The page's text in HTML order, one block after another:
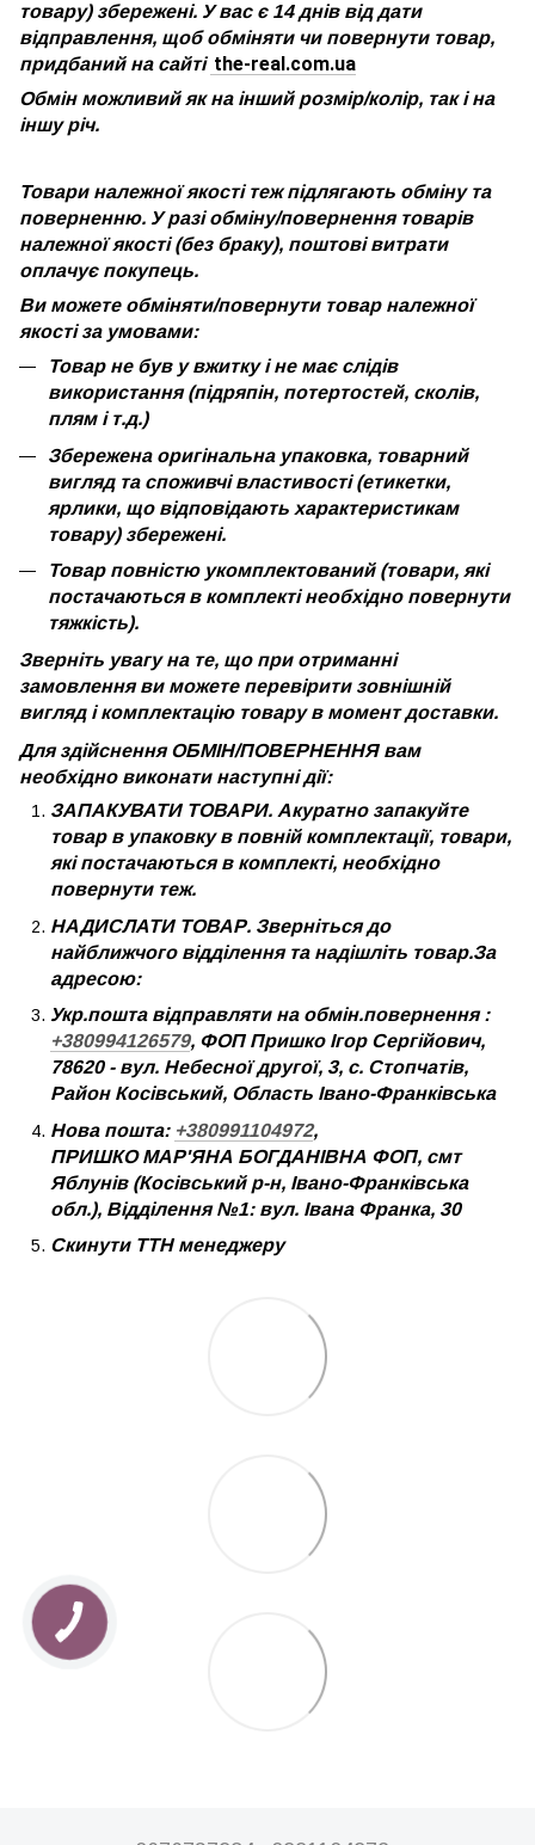
товару) збережені. У вас є 14 днів від дати
відправлення, щоб обміняти чи повернути товар,
придбаний на сайті the-real.com.ua
Обмін можливий як на інший розмір/колір, так і на
іншу річ.
Товари належної якості теж підлягають обміну та
поверненню. У разі обміну/повернення товарів
належної якості (без браку), поштові витрати
оплачує покупець.
Ви можете обміняти/повернути товар належної
якості за умовами:
Товар не був у вжитку і не має слідів
використання (підряпін, потертостей, сколів,
плям і т.д.)
Збережена оригінальна упаковка, товарний
вигляд та споживчі властивості (етикетки,
ярлики, що відповідають характеристикам
товару) збережені.
Товар повністю укомплектований (товари, які
постачаються в комплекті необхідно повернути
тяжкість).
Зверніть увагу на те, що при отриманні
замовлення ви можете перевірити зовнішній
вигляд і комплектацію товару в момент доставки.
Для здійснення ОБМІН/ПОВЕРНЕННЯ вам
необхідно виконати наступні дії:
ЗАПАКУВАТИ ТОВАРИ. Акуратно запакуйте
товар в упаковку в повній комплектації, товари,
які постачаються в комплекті, необхідно
повернути теж.
НАДИСЛАТИ ТОВАР. Зверніться до
найближчого відділення та надішліть товар.За
адресою:
Укр.пошта відправляти на обмін.повернення :
+380994126579, ФОП Пришко Ігор Сергійович,
78620 - вул. Небесної другої, 3, с. Стопчатів,
Район Косівський, Область Івано-Франківська
Нова пошта: +380991104972,
ПРИШКО МАР'ЯНА БОГДАНІВНА ФОП, смт
Яблунів (Косівський р-н, Івано-Франківська
обл.), Відділення №1: вул. Івана Франка, 30
Скинути ТТН менеджеру